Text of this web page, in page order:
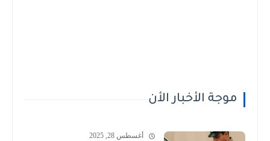
موجة الأخبار الأن
أغسطس 28, 2025